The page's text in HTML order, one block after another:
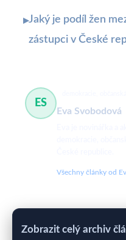
▸Jaký je podíl žen
zástupci v České
ES
Eva Svobodová
Všechny články od
Zobrazit celý archiv